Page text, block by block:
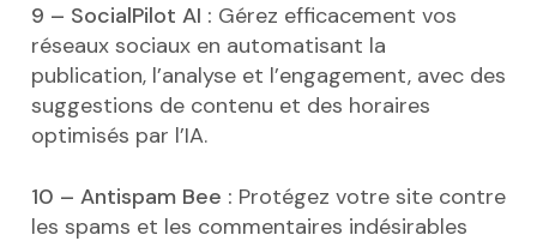
9 – SocialPilot AI : Gérez efficacement vos
réseaux sociaux en automatisant la
publication, l’analyse et l’engagement, avec des
suggestions de contenu et des horaires
optimisés par l’IA.
10 – Antispam Bee : Protégez votre site contre
les spams et les commentaires indésirables